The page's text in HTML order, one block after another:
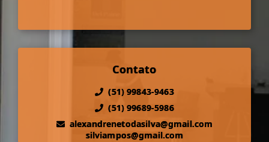
Contato
(51) 99843-9463
(51) 99689-5986
alexandrenetodasilva@gmail.com
silviampos@gmail.com